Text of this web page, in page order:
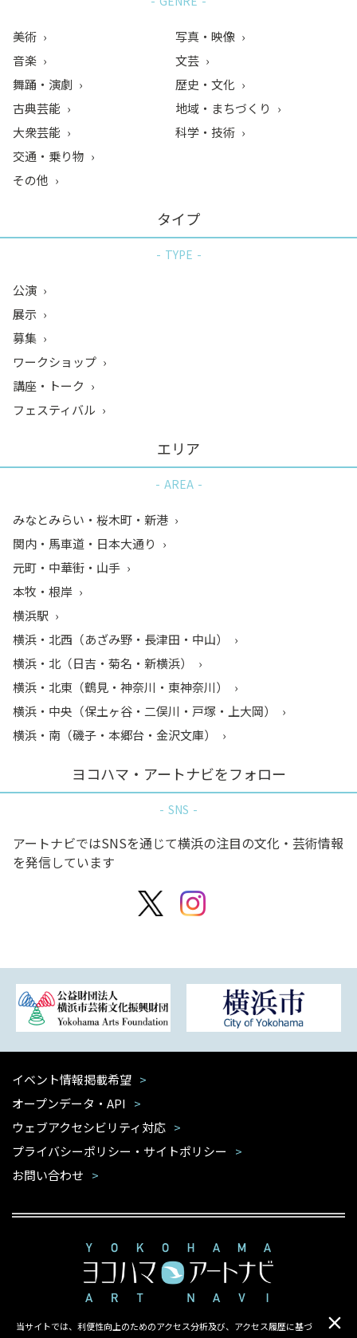
美術
音楽
舞踊・演劇
古典芸能
大衆芸能
写真・映像
文芸
歴史・文化
地域・まちづくり
科学・技術
交通・乗り物
その他
タイプ
TYPE
公演
展示
募集
ワークショップ
講座・トーク
フェスティバル
エリア
AREA
みなとみらい・桜木町・新港
関内・馬車道・日本大通り
元町・中華街・山手
本牧・根岸
横浜駅
横浜・北西（あざみ野・長津田・中山）
横浜・北（日吉・菊名・新横浜）
横浜・北東（鶴見・神奈川・東神奈川）
横浜・中央（保土ヶ谷・二俣川・戸塚・上大岡）
横浜・南（磯子・本郷台・金沢文庫）
ヨコハマ・アートナビをフォロー
SNS
アートナビではSNSを通じて横浜の注目の文化・芸術情報
を発信しています
当サイトでは、利便性向上のためのアクセス分析及び、アクセス履歴に基づ
イベント情報掲載希望
オープンデータ・API
ウェブアクセシビリティ対応
プライバシーポリシー・サイトポリシー
お問い合わせ